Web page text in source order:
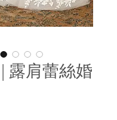
露肩蕾絲婚